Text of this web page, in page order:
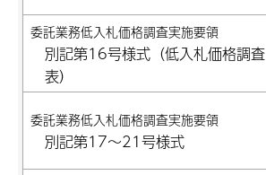
委託業務低入札価格調査実施要領
別記第16号様式（低入札価格調査
表）
委託業務低入札価格調査実施要領
別記第17～21号様式